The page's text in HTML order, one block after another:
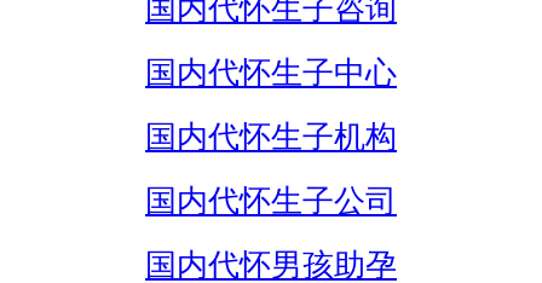
国内代怀生子咨询
国内代怀生子中心
国内代怀生子机构
国内代怀生子公司
国内代怀男孩助孕